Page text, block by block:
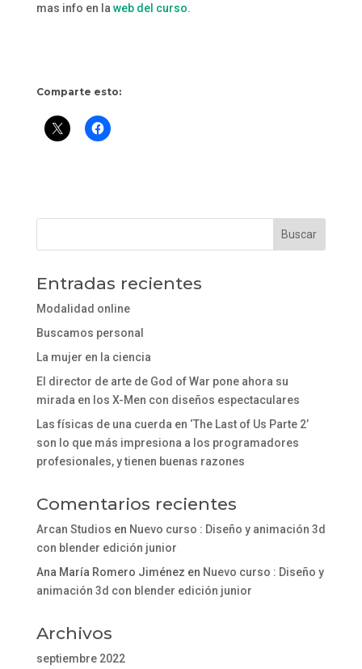
mas info en la web del curso.
Comparte esto:
Entradas recientes
Modalidad online
Buscamos personal
La mujer en la ciencia
El director de arte de God of War pone ahora su
mirada en los X-Men con diseños espectaculares
Las físicas de una cuerda en ‘The Last of Us Parte 2’
son lo que más impresiona a los programadores
profesionales, y tienen buenas razones
Comentarios recientes
Arcan Studios en Nuevo curso : Diseño y animación 3d
con blender edición junior
Ana María Romero Jiménez en Nuevo curso : Diseño y
animación 3d con blender edición junior
Archivos
septiembre 2022